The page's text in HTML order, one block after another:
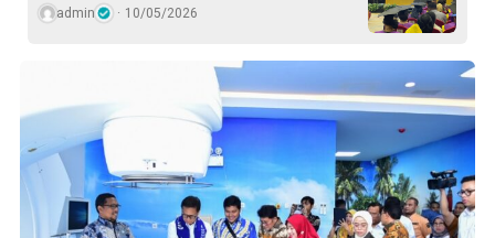
admin 10/05/2026